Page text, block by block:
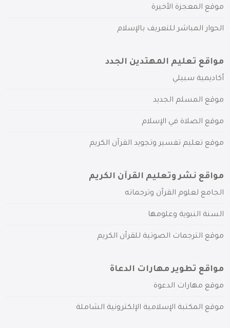
موقع المعجزة الأخيرة
الحوار المباشر للتعريف بالإسلام
مواقع تعليم المهتدين الجدد
أكاديمية سبيلي
موقع المسلم الجديد
موقع الصلاة في الإسلام
موقع تعليم تفسير وتجويد القرآن الكريم
مواقع نشر وتعليم القرآن الكريم
الجامع لعلوم القرآن وترجماته
السنة النبوية وعلومها
موقع الترجمات الصوتية للقرآن الكريم
مواقع تطوير مهارات الدعاة
موقع مهارات الدعوة
موقع المكتبة الإسلامية الإلكترونية الشاملة